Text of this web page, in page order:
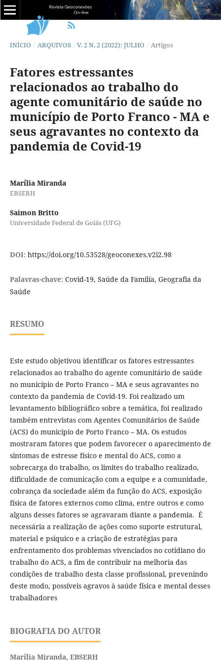
INÍCIO / ARQUIVOS / V. 2 N. 2 (2022): JULHO / Artigos
Fatores estressantes
relacionados ao trabalho do
agente comunitário de saúde no
município de Porto Franco - MA e
seus agravantes no contexto da
pandemia de Covid-19
Marília Miranda
EBSERH
Saimon Britto
Universidade Federal de Goiás (UFG)
DOI: https://doi.org/10.53528/geoconexes.v2i2.98
Palavras-chave: Covid-19, Saúde da Familía, Geografia da
Saúde
RESUMO
Este estudo objetivou identificar os fatores estressantes
relacionados ao trabalho do agente comunitário de saúde
no município de Porto Franco – MA e seus agravantes no
contexto da pandemia de Covid-19. Foi realizado um
levantamento bibliográfico sobre a temática, foi realizado
também entrevistas com Agentes Comunitários de Saúde
(ACS) do município de Porto Franco – MA. Os estudos
mostraram fatores que podem favorecer o aparecimento de
sintomas de estresse físico e mental do ACS, como a
sobrecarga do trabalho, os limites do trabalho realizado,
dificuldade de comunicação com a equipe e a comunidade,
cobrança da sociedade além da função do ACS, exposição
física de fatores externos como clima, entre outros e como
alguns desses fatores se agravaram diante a pandemia. É
necessária a realização de ações como suporte estrutural,
material e psíquico e a criação de estratégias para
enfrentamento dos problemas vivenciados no cotidiano do
trabalho do ACS, a fim de contribuir na melhoria das
condições de trabalho desta classe profissional, prevenindo
deste modo, possíveis agravos à saúde física e mental desses
trabalhadores
BIOGRAFIA DO AUTOR
Marília Miranda, EBSERH